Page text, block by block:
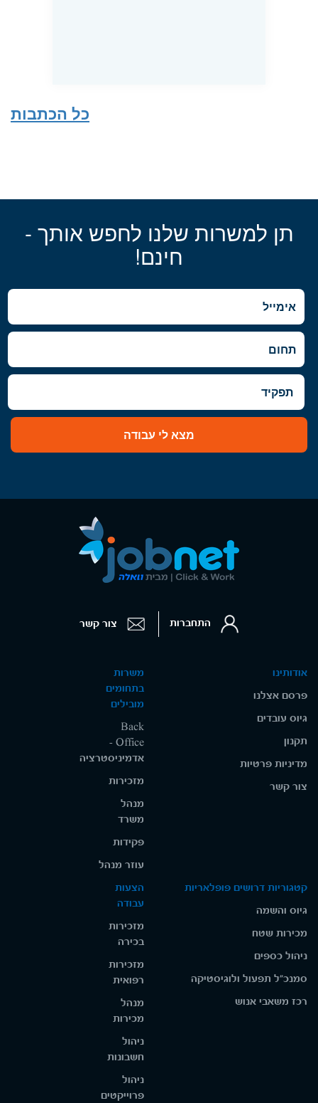
כל הכתבות
תן למשרות שלנו לחפש אותך -
חינם!
מצא לי עבודה
אודותינו
פרסם אצלנו
גיוס עובדים
תקנון
מדיניות פרטיות
צור קשר
משרות
בתחומים
מובילים
Back
Office -
אדמיניסטרציה
מזכירות
מנהל
משרד
פקידות
עוזר מנהל
קטגוריות דרושים פופלאריות
גיוס והשמה
מכירות שטח
ניהול כספים
סמנכ"ל תפעול ולוגיסטיקה
רכז משאבי אנוש
הצעות
עבודה
מזכירות
בכירה
מזכירות
רפואית
מנהל
מכירות
ניהול
חשבונות
ניהול
פרוייקטים